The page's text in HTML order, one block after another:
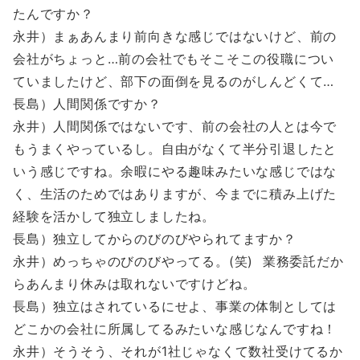
たんですか？
永井）まぁあんまり前向きな感じではないけど、前の
会社がちょっと…前の会社でもそこそこの役職につい
ていましたけど、部下の面倒を見るのがしんどくて…
長島）人間関係ですか？
永井）人間関係ではないです、前の会社の人とは今で
もうまくやっているし。自由がなくて半分引退したと
いう感じですね。余暇にやる趣味みたいな感じではな
く、生活のためではありますが、今までに積み上げた
経験を活かして独立しましたね。
長島）独立してからのびのびやられてますか？
永井）めっちゃのびのびやってる。(笑) 業務委託だか
らあんまり休みは取れないですけどね。
長島）独立はされているにせよ、事業の体制としては
どこかの会社に所属してるみたいな感じなんですね！
永井）そうそう、それが1社じゃなくて数社受けてるか